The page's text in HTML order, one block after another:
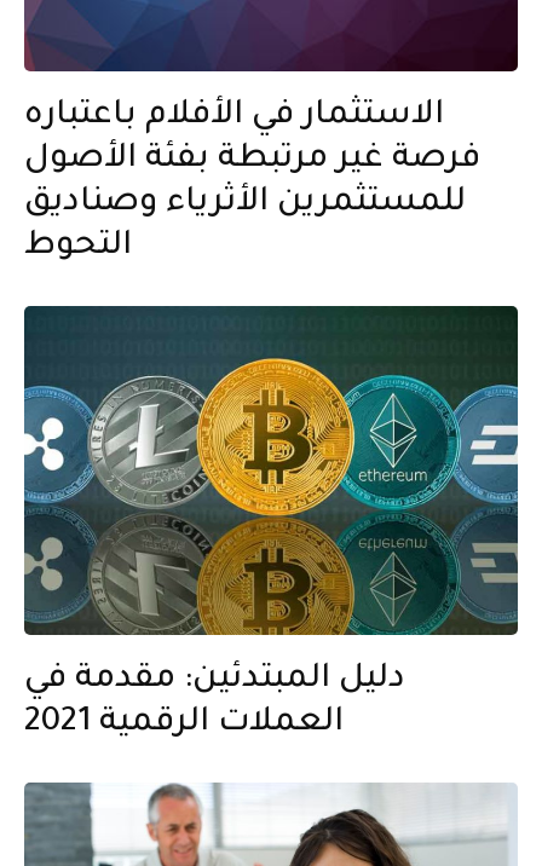
الاستثمار في الأفلام باعتباره
فرصة غير مرتبطة بفئة الأصول
للمستثمرين الأثرياء وصناديق
التحوط
دليل المبتدئين: مقدمة في
العملات الرقمية 2021